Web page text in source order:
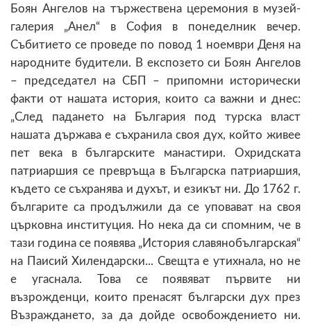
Боян Ангелов на тържествена церемония в музей-
галерия „Анел“ в София в понеделник вечер.
Събитието се проведе по повод 1 ноември Деня на
народните будители. В експозето си Боян Ангелов
– председател на СБП – припомни исторически
факти от нашата история, които са важни и днес:
„След падането на България под турска власт
нашата държава е съхранила своя дух, който живее
пет века в българските манастири. Охридската
патриаршия се превръща в Българска патриаршия,
където се съхранява и духът, и езикът ни. До 1762 г.
българите са продължили да се уповават на своя
църковна институция. Но нека да си спомним, че в
тази година се появява „История славянобългарская“
на Паисий Хилендарски... Свещта е утихнала, но не
е угаснала. Това се появяват първите ни
възрожденци, които пренасят български дух през
Възраждането, за да дойде освобождението ни.